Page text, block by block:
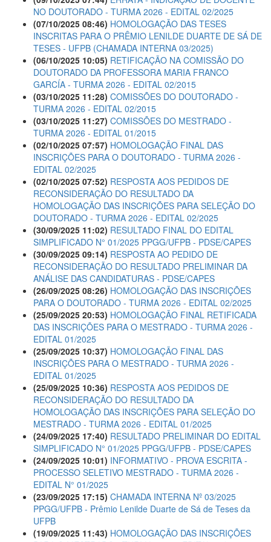
NO DOUTORADO - TURMA 2026 - EDITAL 02/2025
(07/10/2025 08:46) HOMOLOGAÇÃO DAS TESES
INSCRITAS PARA O PRÊMIO LENILDE DUARTE DE SÁ DE
TESES - UFPB (CHAMADA INTERNA 03/2025)
(06/10/2025 10:05) RETIFICAÇÃO NA COMISSÃO DO
DOUTORADO DA PROFESSORA MARIA FRANCO
GARCÍA - TURMA 2026 - EDITAL 02/2015
(03/10/2025 11:28) COMISSÕES DO DOUTORADO -
TURMA 2026 - EDITAL 02/2015
(03/10/2025 11:27) COMISSÕES DO MESTRADO -
TURMA 2026 - EDITAL 01/2015
(02/10/2025 07:57) HOMOLOGAÇÃO FINAL DAS
INSCRIÇÕES PARA O DOUTORADO - TURMA 2026 -
EDITAL 02/2025
(02/10/2025 07:52) RESPOSTA AOS PEDIDOS DE
RECONSIDERAÇÃO DO RESULTADO DA
HOMOLOGAÇÃO DAS INSCRIÇÕES PARA SELEÇÃO DO
DOUTORADO - TURMA 2026 - EDITAL 02/2025
(30/09/2025 11:02) RESULTADO FINAL DO EDITAL
SIMPLIFICADO N° 01/2025 PPGG/UFPB - PDSE/CAPES
(30/09/2025 09:14) RESPOSTA AO PEDIDO DE
RECONSIDERAÇÃO DO RESULTADO PRELIMINAR DA
ANÁLISE DAS CANDIDATURAS - PDSE/CAPES
(26/09/2025 08:26) HOMOLOGAÇÃO DAS INSCRIÇÕES
PARA O DOUTORADO - TURMA 2026 - EDITAL 02/2025
(25/09/2025 20:53) HOMOLOGAÇÃO FINAL RETIFICADA
DAS INSCRIÇÕES PARA O MESTRADO - TURMA 2026 -
EDITAL 01/2025
(25/09/2025 10:37) HOMOLOGAÇÃO FINAL DAS
INSCRIÇÕES PARA O MESTRADO - TURMA 2026 -
EDITAL 01/2025
(25/09/2025 10:36) RESPOSTA AOS PEDIDOS DE
RECONSIDERAÇÃO DO RESULTADO DA
HOMOLOGAÇÃO DAS INSCRIÇÕES PARA SELEÇÃO DO
MESTRADO - TURMA 2026 - EDITAL 01/2025
(24/09/2025 17:40) RESULTADO PRELIMINAR DO EDITAL
SIMPLIFICADO N° 01/2025 PPGG/UFPB - PDSE/CAPES
(24/09/2025 10:01) INFORMATIVO - PROVA ESCRITA -
PROCESSO SELETIVO MESTRADO - TURMA 2026 -
EDITAL N° 01/2025
(23/09/2025 17:15) CHAMADA INTERNA Nº 03/2025
PPGG/UFPB - Prêmio Lenilde Duarte de Sá de Teses da
UFPB
(19/09/2025 11:43) HOMOLOGAÇÃO DAS INSCRIÇÕES